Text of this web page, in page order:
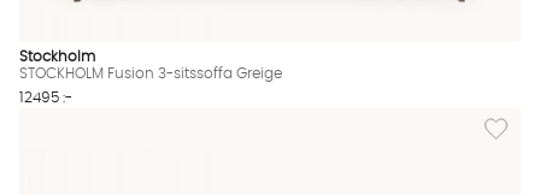
Stockholm
STOCKHOLM Fusion 3-sitssoffa Greige
12495 :-
Lägg